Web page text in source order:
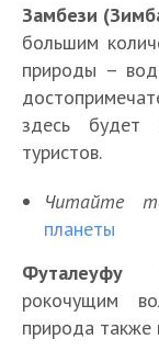
Замбези
большим
природы –
здесь будет
туристов.
Читайте
планеты
Футалеуфу
рокочущим
природа